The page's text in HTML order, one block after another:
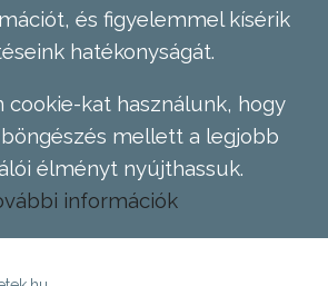
és figyelemmel kísérik
hatékonyságát.
cookie-kat használunk, hogy
mellett a legjobb
élményt nyújthassuk.
információk